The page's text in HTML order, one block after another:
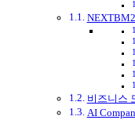
비즈니스
AI